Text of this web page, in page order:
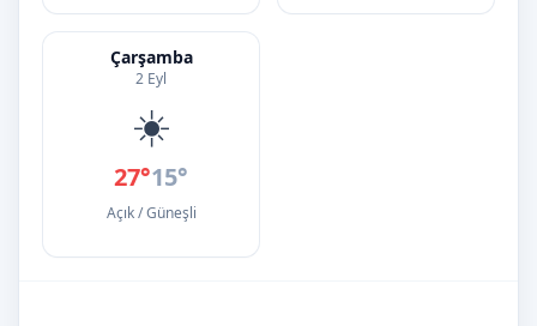
Çarşamba
2 Eyl
☀️
27°15°
Açık / Güneşli